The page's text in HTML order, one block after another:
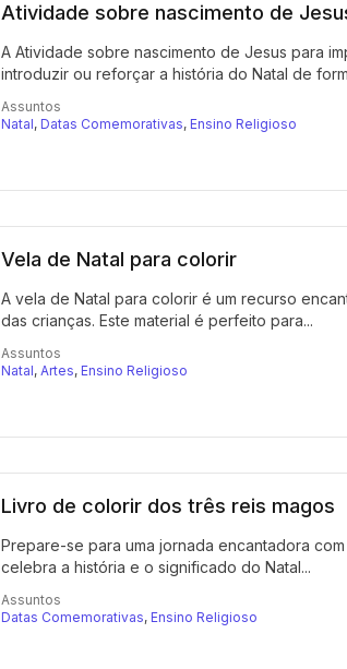
Atividade sobre nascimento de
A Atividade sobre nascimento de Jesus para
introduzir ou reforçar a história do Natal de
Assuntos
Natal, Datas Comemorativas, Ensino Religioso
Vela de Natal para colorir
A vela de Natal para colorir é um recurso
das crianças. Este material é perfeito para...
Assuntos
Natal, Artes, Ensino Religioso
Livro de colorir dos três reis magos
Prepare-se para uma jornada encantadora
celebra a história e o significado do Natal...
Assuntos
Datas Comemorativas, Ensino Religioso